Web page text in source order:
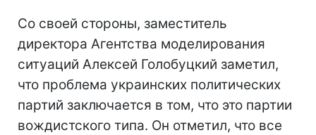
Со своей стороны, заместитель
директора Агентства моделирования
ситуаций Алексей Голобуцкий заметил,
что проблема украинских политических
партий заключается в том, что это партии
вождистского типа. Он отметил, что все